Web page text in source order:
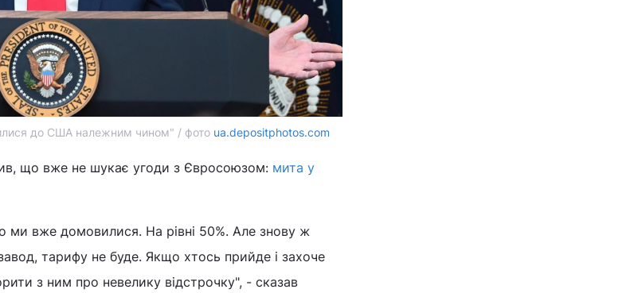
до США належним чином" / фото ua.depositphotos.com
що вже не шукає угоди з Євросоюзом: мита у
вже домовилися. На рівні 50%. Але знову ж
тарифу не буде. Якщо хтось прийде і захоче
з ним про невелику відстрочку", - сказав